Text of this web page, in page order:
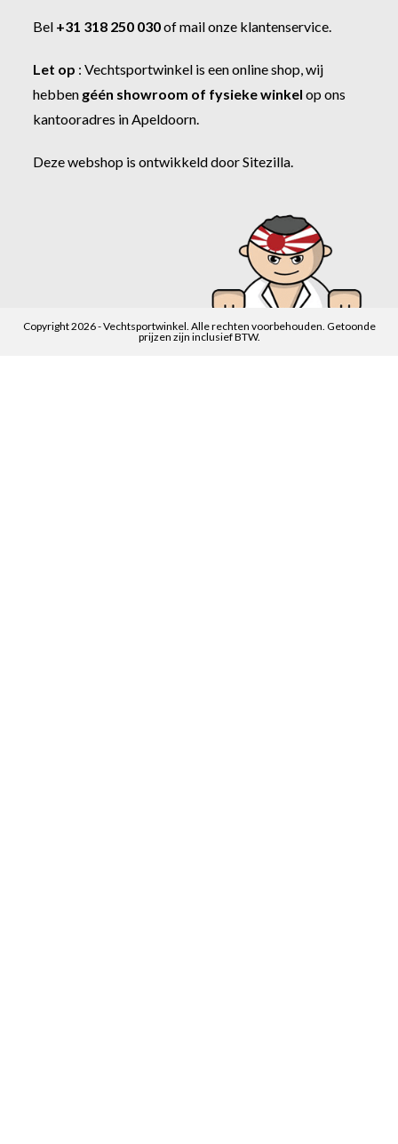
Bel +31 318 250 030ofmail onze klantenservice.
Let op :Vechtsportwinkel is een online shop, wij
hebben géén showroom of fysieke winkel op ons
kantooradres in Apeldoorn.
Deze webshop is ontwikkeld doorSitezilla.
Copyright 2026 - Vechtsportwinkel. Alle rechten voorbehouden. Getoonde
prijzen zijn inclusief BTW.